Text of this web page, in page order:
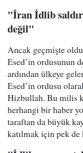
"İran İdlib
değil"
Ancak geçmişte
Esed’in ordusunun
ardından ülkeye
Esed’in ordusu
Hizbullah. Bu milis
herhangi bir haber
taraftan da büyük
katılmak için pek